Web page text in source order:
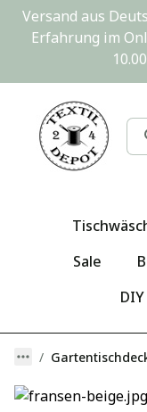
Versand aus
Erfahrung im
Sale
DIY